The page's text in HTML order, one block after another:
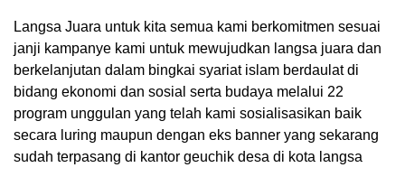
Langsa Juara untuk kita semua kami berkomitmen sesuai
janji kampanye kami untuk mewujudkan langsa juara dan
berkelanjutan dalam bingkai syariat islam berdaulat di
bidang ekonomi dan sosial serta budaya melalui 22
program unggulan yang telah kami sosialisasikan baik
secara luring maupun dengan eks banner yang sekarang
sudah terpasang di kantor geuchik desa di kota langsa